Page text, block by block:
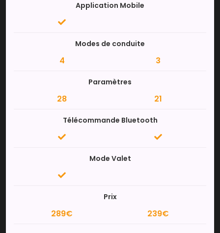
Application Mobile
Modes de conduite
4 3
Paramètres
28 21
Télécommande Bluetooth
Mode Valet
Prix
289€ 239€